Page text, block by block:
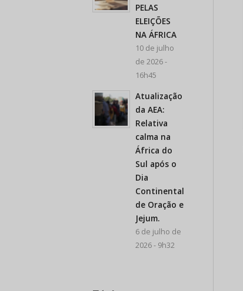
PELAS
ELEIÇÕES
NA ÁFRICA
10 de julho
de 2026 -
16h45
Atualização
da AEA:
Relativa
calma na
África do
Sul após o
Dia
Continental
de Oração e
Jejum.
6 de julho de
2026 - 9h32